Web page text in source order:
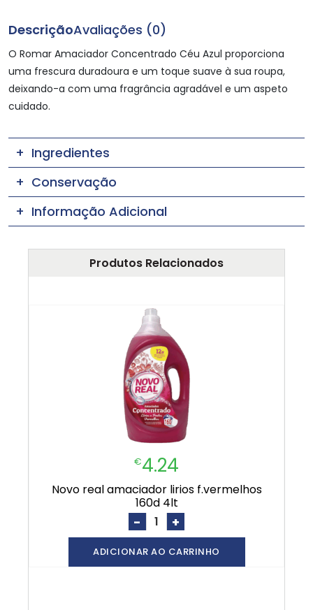
DescriçãoAvaliações (0)
O Romar Amaciador Concentrado Céu Azul proporciona
uma frescura duradoura e um toque suave à sua roupa,
deixando-a com uma fragrância agradável e um aspeto
cuidado.
Ingredientes
Conservação
Informação Adicional
Produtos Relacionados
€4.24
novo real amaciador lirios f.vermelhos
160d 4lt
- +
ADICIONAR AO CARRINHO